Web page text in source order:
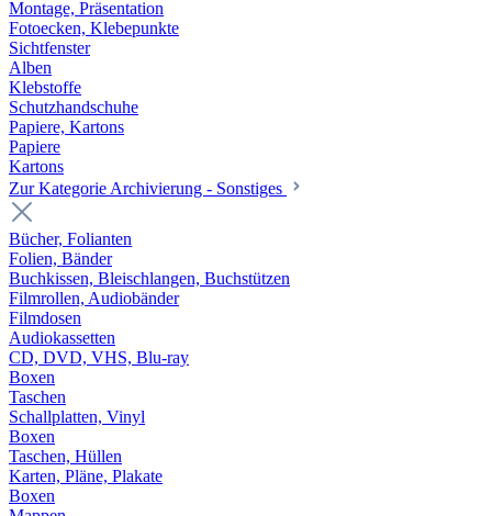
Montage, Präsentation
Fotoecken, Klebepunkte
Sichtfenster
Alben
Klebstoffe
Schutzhandschuhe
Papiere, Kartons
Papiere
Kartons
Zur Kategorie Archivierung - Sonstiges
Bücher, Folianten
Folien, Bänder
Buchkissen, Bleischlangen, Buchstützen
Filmrollen, Audiobänder
Filmdosen
Audiokassetten
CD, DVD, VHS, Blu-ray
Boxen
Taschen
Schallplatten, Vinyl
Boxen
Taschen, Hüllen
Karten, Pläne, Plakate
Boxen